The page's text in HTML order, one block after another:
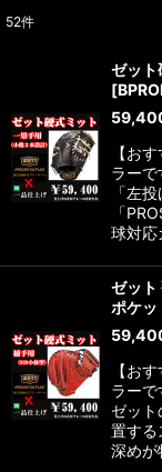
52件
ゼット
[
【お
ラーで
「左
「
球対
ゼッ
ポケッ
【お
ラーで
ゼッ
置する
深め